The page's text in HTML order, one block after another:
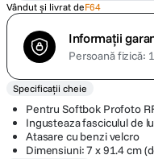
Vândut și livrat deF64
Informații
Persoană fizică:
Specificații cheie
Pentru Softbok Profoto
Ingusteaza fasciculul de
Atasare cu benzi velcro
Dimensiuni: 7 x 91.4 cm